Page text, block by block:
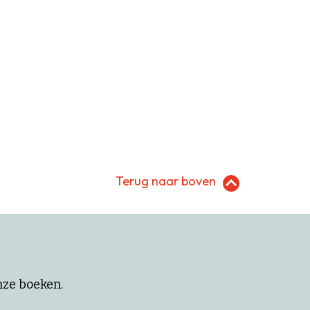
Terug naar boven
boeken.